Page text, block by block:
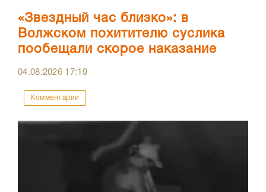
«Звездный час близко»: в
Волжском похитителю суслика
пообещали скорое наказание
04.08.2026 17:19
Комментарии